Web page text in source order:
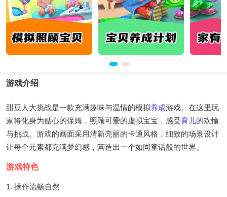
游戏介绍
甜豆人大挑战是一款充满趣味与温情的模拟养成游戏。在这里玩
家将化身为贴心的保姆，照顾可爱的虚拟宝宝，感受育儿的欢愉
与挑战。游戏的画面采用清新亮丽的卡通风格，细致的场景设计
让每个元素都充满梦幻感，营造出一个如同童话般的世界。
游戏特色
1. 操作流畅自然